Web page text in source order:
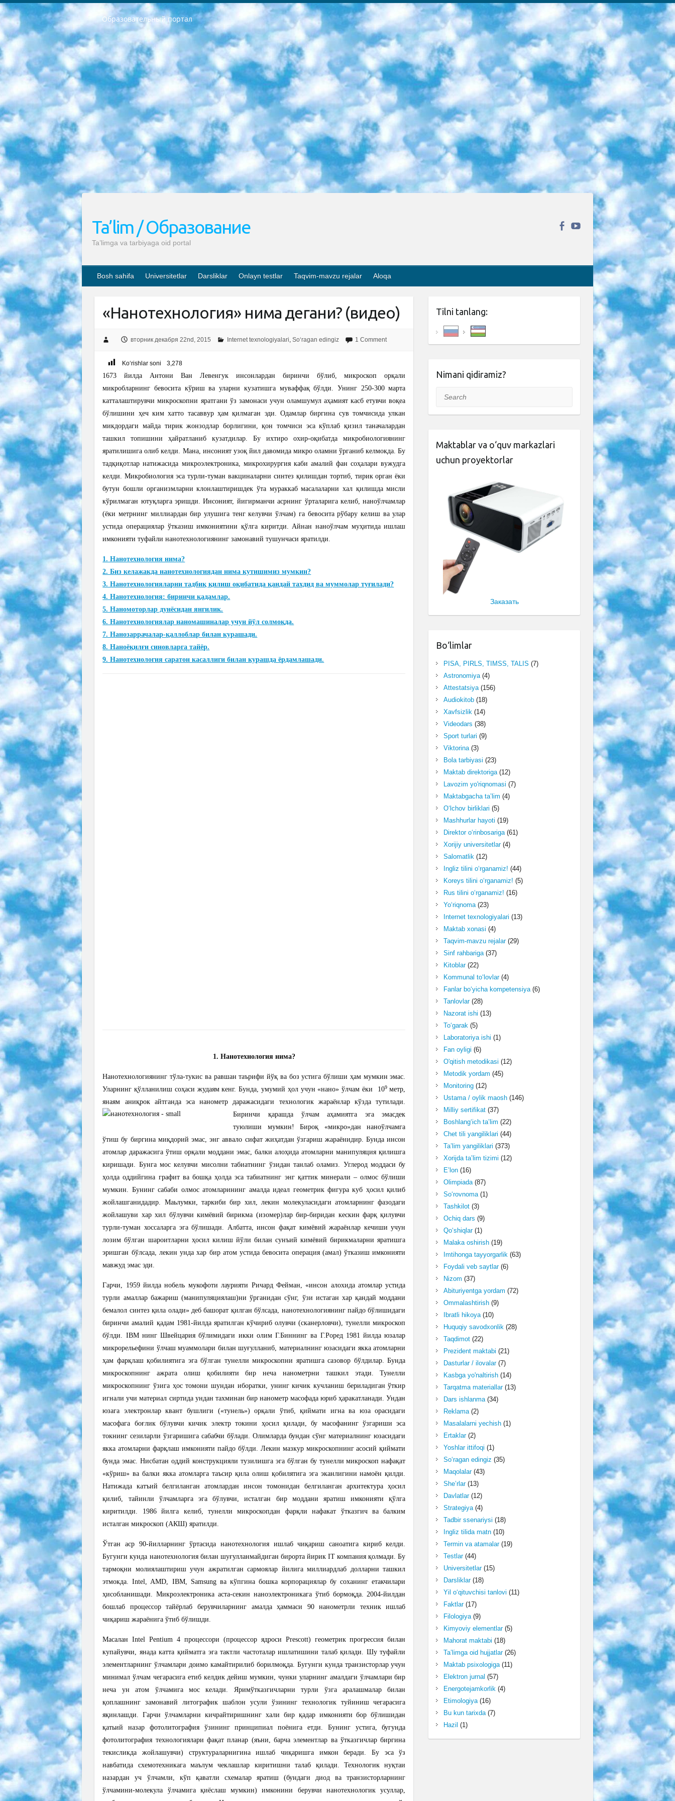
Образовательный портал
РЕСПУБЛИКА УЗБЕКИСТАН МИНИСТРЕРСТВО ДОШКОЛЬНОГО И ШКОЛЬНОГО ОБРАЗОВАНИЯ КОМАНДА в общеобразовательных учреждениях в 2023-2024 учебном году организация и проведение итоговой государственной аттестации обучающихся о Министра дошкольного и школьного образования Республики Узбекистан от 4 марта 2008 года (постановлением Минюста от 20 марта 2008 года № 1778 государственной регистрации) «Итоговое состояние учащихся общего среднего образования на основании положения об утверждении положения об аттестации общего среднего образования выпускной экзамен студентов в образовательных учреждениях в 2023-2024 учебном году В целях организации и прохождения аттестации приказываю: 1. Следующее: перечень предметов, по которым будет проводиться итоговая государственная аттестация и экзамен формы перевода согласно приложению 1; сертификаты международного образца, оценивающие уровень владения иностранными языками перечень согласно приложению 2; 2. Педагогический при специализированных образовательных учреждениях. научно-практический центр квалификации и международной оценки (Д.Давидова) 2024 г. До 25 марта: задания по предметам, по которым будет проводиться итоговая аттестация разработка и утверждение технических условий; итоговая аттестация на основании разработанного предметного задания разработка вопросов по предметам (устно и письменно), экзамен передача; общеобразовательные средние школы и специальные учебные заведения учащиеся выпускных классов школ и интернатов в агентской системе подготовка базы данных экзаменационных материалов и критериев оценки; перевод базы экзаменационных материалов на все языки обучения подать в Республиканский образовательный центр для изготовления; варианты экзаменов на основе разработанных контрольных материалов пусть будут поставлены задачи формирования. 3. Республиканский образовательный центр (Ш.Худайкулов) до 5 апреля 2024 года. до: база данных предоставленных экзаменационных материалов на все языки обучения перевод и экспертиза; для слепых, слабовидящих, глухих, слабослышащих и умственно отсталых детей учащиеся выпускных классов специализированных школ и школ-интернатов база данных экзаменационных материалов на всех преподаваемых языках подготовка критериев оценки; специализированные школы для умственно отсталых детей и технологии для учащихся выпускных классов школ-интернатов разработка соответствующих рекомендаций и критериев проведения ЕГЭ по естествознанию давать задания. 4. Педагогический при специализированных образовательных учреждениях. Научно-практический центр навыков и международной оценки (Д.Давидова), Республика образовательный центр (Худайкулов Ш.) итоговый государственный аттестационный экзамен ориентирован на творческое и логическое мышление при подготовке базы материалов учитывать введение заданий. 5. Следует отметить, что: сертификат государственного образца о знании общеобразовательного предмета и как минимум национальный уровень B1 по предметам на иностранных языках, указанным в Приложении 2. или международно признанный сертификат эквивалентного уровня студенты, изучающие определенный предмет, освобождаются от экзамена; по соответствующим предметам запланирована итоговая государственная аттестация за день до дня, путем жеребьевки Рабочей группой (в письменной форме по предметам, проводимым в форме) из числа сформированных вариантов выбрано 2 варианта; 2 выбранных варианта экзамена анонсированы на официальном сайте министерства и все выпускники по всей стране на основе этих вариантов проводит итоговую государственную аттестацию. 6. Государственное образование учащихся средних общеобразовательных учреждений. знания в соответствии с квалификационными требованиями, которые необходимо приобрести на основании стандартов итоговый (выпускной) контроль для 9 и 11 классов в целях тестирования Экзамены (далее – экзамены) состоят из предметов, перечисленных в приложении 1. будет сделано. 7. Экзамены пройдут с 26 мая по 15 июня 2024 г. (кроме науки физического воспитания). 8. Физическая для учащихся 9 классов общесредних образовательных учреждений. Экзамены по предмету «Образование, квалификация медицина» 1-6 мая 2024 года. сотрудники перевести под присмотр (с отклонениями в физическом или умственном развитии) специализированная школа для детей, школы-интернаты и со сколиозом школы-интернаты санаторного типа для больных детей исключены). 9. Он был слепым, слабовидящим и имел нарушения опорно-двигательного аппарата. экзамены в специализированных школах и интернатах для детей должны проводиться исходя из требований, предъявляемых к общеобразовательным учреждениям (физкультура кроме науки). 10. Специализированная школа для глухих и слабослышащих детей. и экзамены в интернатах и быть реализован в виде письменного теста по математике. 11. Специальность для умственно отсталых детей. Для 9 класса Родной язык и литературное письмо Государственный язык (язык обучения – узбекский). для неклассов) написано Математическое письмо Письменная/устная история Узбекистана Физическое воспитание практично Итоговый контроль Для 11 класса Написание родного языка и литературы (эссе) Математическое письмо Узбекский язык (обучение на узбекском языке) не посещающее общее среднее образование для учреждений)/Образовательное учреждение выбор письменный и устный Иностранный язык письменный/устный Письменная/устная история Узбекистана *По выбору студента:  Химия  Физика  Основы государственного права  География 10 бесплатных образовательных ресурсов - Мы составили подборку онлайн-проектов с интерактивными упражнениями, видеолекциями и статьями. Они помогут вам обрести новые и освежить старые знания бесплатно. 1. «ИНТУИТ» Старейшая образовательная площадка Рунета. Здесь вы найдёте сотни текстовых и видеокурсов на десятки различных тем — от программирования до психологии. Многие курсы подготовлены российскими университетами и крупными международными компаниями вроде Intel и Microsoft. Самостоятельное обучение бесплатное, но желающие могут оплатить услуги персональных наставников. 2. «Смартия» знакомит с актуальными профессиями и подсказывает, как им обучаться. Выбрав заинтересовавшую вас специальность — SMM-специалист, фотограф, веб-дизайнер или другую, — увидите список необходимых для неё умений. Чтобы вы могли освоить их самостоятельно, для каждого умения площадка отображает подборку ссылок на учебные материалы. Хотя «Смартия» ориентируется на русскоязычную аудиторию, часть контента всё же доступна только на английском. 3. «Лекторий Физтеха» Проект Московского физико-технического института (Физтеха). С его помощью вы можете смотреть онлайн серии лекций, записанные на видео в этом вузе. В числе доступных предметов — физика, биология, химия, информационные технологии и другие. К некоторым лекциям администрация ресурса прилагает готовые конспекты, которые можно скачивать в PDF-формате. 4. ITMOcourses Онлайн-площадка Санкт-Петербургского национального исследовательского университета информационных технологий, механики и оптики (ИТМО). Ресурс предоставляет свободный доступ к курсам, разработанным в этом вузе. Каталог материалов разбит на четыре категории: «Оптические системы и технологии», «Приборостроение и робототехника», «Информационные технологии» и «Биотехнологии». Курсы состоят из видеолекций, интерактивных демонстраций и заданий. 5. «КиберЛенинка» Электронная научная библиотека открытого доступа. Каталог площадки регулярно обрастает текстами статей из различных научных изданий. Сгруппированные по журналам и рубрикам публикации можно читать онлайн или скачивать целиком в PDF-формате. Проект нацелен на популяризацию науки за счёт открытого доступа к качественной информации. 6. «ПостНаука» На этом ресурсе публикуют подборки видеолекций, составленные экспертами из разных отраслей и объединённые общими темами. Среди них, к примеру, есть серии «Биоинформатика и геномика», «Культура средневековой Скандинавии» и Cinema Studies о теории кино. Каждая подборка лекций — логически связанная история, рассказанная экспертом от первого лица. Кроме того, на сайте появляются научно-образовательные статьи и тесты на разные темы. 7. «Newочём» Команда проекта «Newочём» отбирает самые интересные тексты из англоязычных СМИ и переводит те из них, за которые голосуют участники сообщества «ВКонтакте». По большей части это научно-популярные статьи. Редакторы придумывают лишь заголовки, в остальном содержание переводов соответствует оригиналам. Полные тексты можно читать прямо в социальной сети. 8. InternetUrok Онлайн-база материалов по основным дисциплинам школьной программы. Информация на сайте структурирована по классам, предметам и темам (урокам). Каждый урок состоит из видеолекций и конспектов. Есть также интерактивные тренажёры и тесты для закрепления пройденного материала. Даже если вы давно окончили школу, возможность повторить программу старших классов всегда может пригодиться. 9. Edutainme Ещё один ресурс об образовании. В отличие от Newtonew, как мне кажется, Edutainme больше ориентируется на представителей индустрии: педагогов, предпринимателей, разработчиков образовательных проектов. Но и любой, кто просто стремится к саморазвитию, найдёт на сайте много полезного и интересного для себя. Например, информацию о новых курсах и образовательных сервисах. 10. Newtonew Онлайн-медиа об образовании и обучении в широком смысле. Авторы Newtonew пишут об инструментах, заведениях, тактиках и стратегиях, которые помогают учить других и получать новые знания самостоятельно. На этой площадке вы найдёте новости, обзоры, аналитические мат
Ta’lim / Образование
Ta’limga va tarbiyaga oid portal
Bosh sahifa Universitetlar Darsliklar Onlayn testlar Taqvim-mavzu rejalar Aloqa
«Нанотехнология» нима дегани? (видео)
вторник декабря 22nd, 2015 Internet texnologiyalari, So‘ragan edingiz 1 Comment
Ko‘rishlar soni 3,278
1673 йилда Антони Ван Левенгук инсонлардан биринчи бўлиб, микроскоп орқали
микробларнинг бевосита кўриш ва уларни кузатишга муваффақ бўлди. Унинг 250-300 марта
катталаштирувчи микроскопни яратгани ўз замонаси учун оламшумул аҳамият касб етувчи воқеа
бўлишини ҳеч ким хатто тасаввур ҳам қилмаган эди. Одамлар биргина сув томчисида улкан
микдордаги майда тирик жонзодлар борлигини, қон томчиси эса кўплаб қизил таначалардан
ташкил топишини ҳайратланиб кузатдилар. Бу ихтиро охир-оқибатда микробиологиянинг
яратилишига олиб келди. Мана, инсоният узоқ йил давомида микро оламни ўрганиб келмокда. Бу
тадқиқотлар натижасида микроэлектроника, микрохирургия каби амалий фан соҳалари вужудга
келди. Микробиология эса турли-туман вакциналарни синтез қилишдан тортиб, тирик орган ёки
бутун бошли организмларни клонлаштиришдек ўта мураккаб масалаларни хал қилишда мисли
кўрилмаган ютуқларга эришди. Инсоният, йигирманчи асрнинг ўрталарига келиб, наноўлчамлар
(ёки метрнинг миллиардан бир улушига тенг келувчи ўлчам) га бевосита рўбару келиш ва улар
устида операциялар ўтказиш имкониятини қўлга киритди. Айнан наноўлчам муҳитида ишлаш
имконияти туфайли нанотехнологиянинг замонавий тушунчаси яратилди.
1. Нанотехнология нима?
2. Биз келажакда нанотехнологиядан нима кутишимиз мумкин?
3. Нанотехнологияларни тадбиқ қилиш оқибатида қандай тахдид ва муммолар туғилади?
4. Нанотехнология: биринчи қадамлар.
5. Наномоторлар дунёсидан янгилик.
6. Нанотехнологиялар наномашиналар учун йўл солмоқда.
7. Нанозаррачалар-қаллоблар билан курашади.
8. Наноёқилғи синовларга тайёр.
9. Нанотехнология саратон касаллиги билан курашда ёрдамлашади.
1. Нанотехнология нима?
Нанотехнологиянинг тўла-тукис ва равшан таърифи йўқ ва боз устига бўлиши ҳам мумкин эмас.
Уларнинг қўлланилиш соҳаси жудаям кенг. Бунда, умумий ҳол учун «нано» ўлчам ёки 109метр,
янаям аниқрок айтганда эса нанометр даражасидаги технологик жараёнлар кўзда тутилади.
Биринчи қарашда ўлчам аҳамиятга эга эмасдек
туюлиши мумкин! Бироқ «микро»дан наноўлчамга
ўтиш бу биргина миқдорий эмас, энг аввало сифат жиҳатдан ўзгариш жараёнидир. Бунда инсон
атомлар даражасига ўтиш орқали моддани эмас, балки алоҳида атомларни манипуляция қилишга
киришади. Бунга мос келувчи мисолни табиатнинг ўзидан танлаб оламиз. Углерод моддаси бу
ҳолда оддийгина графит ва бошқа ҳолда эса табиатнинг энг қаттик минерали – олмос бўлиши
мумкин. Бунинг сабаби олмос атомларининг амалда идеал геометрик фигура куб ҳосил қилиб
жойлашганидадир. Маьлумки, таркиби бир хил, лекин молекуласидаги атомларнинг фазодаги
жойлашуви хар хил бўлувчи кимёвий бирикма (изомер)лар бир-биридан кескин фарқ қилувчи
турли-туман хоссаларга эга бўлишади. Албатта, инсон фақат кимёвий жараёнлар кечиши учун
лозим бўлган шароитларни ҳосил килиш йўли билан сунъий кимёвий бирикмаларни яратишга
эришган бўлсада, лекин унда хар бир атом устида бевосита операция (амал) ўтказиш имконияти
мавжуд эмас эди.
Гарчи, 1959 йилда нобель мукофоти лаурияти Ричард Фейман, «инсон алохида атомлар устида
турли амаллар бажариш (манипуляциялаш)ни ўрганидан сўнг, ўзи истаган хар қандай моддани
бемалол синтез қила олади» деб башорат қилган бўлсада, нанотехнологиянинг пайдо бўлишидаги
биринчи амалий қадам 1981-йилда яратилган кўчириб олувчи (сканерловчи), тунелли микроскоп
бўлди. IBM нинг Швейцария бўлимидаги икки олим Г.Биннинг ва Г.Роред 1981 йилда юзалар
микрорельефини ўлчаш муаммолари билан шуғулланиб, материалнинг юзасидаги якка атомларни
ҳам фарқлаш қобилиятига эга бўлган тунелли микроскопни яратишга сазовор бўлдилар. Бунда
микроскопнинг ажрата олиш қобилияти бир неча нанометрни ташкил этади. Тунелли
микроскопнинг ўзига ҳос томони шундан иборатки, унинг кичик кучланиш бериладиган ўткир
игнали учи материал сиртида ундан тахминан бир нанометр масофада юриб ҳаракатланади. Ундан
юзага электронлар квант бушлиги («тунель») орқали ўтиб, қиймати игна ва юза орасидаги
масофага боғлик бўлувчи кичик электр токини ҳосил қилади, бу масофанинг ўзгариши эса
токнинг сезиларли ўзгаришига сабабчи бўлади. Олимларда бундан сўнг материалнинг юзасидаги
якка атомларни фарқлаш имконияти пайдо бўлди. Лекин мазкур микроскопнинг асосий қиймати
бунда эмас. Нисбатан оддий конструкцияли тузилишга эга бўлган бу тунелли микроскоп нафақат
«кўриш» ва балки якка атомларга таъсир қила олиш қобилятига эга эканлигини намоён қилди.
Натижада катъий белгиланган атомлардан инсон томонидан белгиланган архитектура ҳосил
қилиб, тайинли ўлчамларга эга бўлувчи, исталган бир моддани яратиш имконияти қўлга
киритилди. 1986 йилга келиб, тунелли микроскопдан фарқли нафакат ўтказгич ва балким
исталган микроскоп (АКШ) яратилди.
Ўтган аср 90-йилларнинг ўртасида нанотехнология ишлаб чиқариш саноатига кириб келди.
Бугунги кунда нанотехнология билан шуғулланмайдиган бирорта йирик IT компания қолмади. Бу
тармоқни молиялаштириш учун ажратилган сармоялар йилига миллиардлаб долларни ташкил
этмокда. Intel, AMD, IBM, Samsung ва кўпгина бошка корпорациялар бу соханинг етакчилари
ҳисобланишади. Микроэлектроника аста-секин наноэлектроникага ўтиб бормоқда. 2004-йилдан
бошлаб процессор тайёрлаб берувчиларнинг амалда ҳаммаси 90 нанометрли техник ишлаб
чиқариш жараёнига ўтиб бўлишди.
Масалан Intel Pentium 4 процессори (процессор ядроси Prescott) геометрик прогрессия билан
купайувчи, янада катта қийматга эга тактли частоталар ишлатишини талаб қилади. Шу туфайли
элементларнинг ўлчамлари доимо камайтирилиб борилмоқда. Бугунги кунда транзисторлар учун
минимал ўлчам чегарасига етиб келдик дейиш мумкин, чунки уларнинг амалдаги ўлчамлари бир
неча ун атом ўлчамига мос келади. Яримўтказгичларни турли ўзга аралашмалар билан
қоплашнинг замонавий литографик шаблон усули ўзининг технологик туйиниш чегарасига
яқинлашди. Гарчи ўлчамларни кичрайтиришнинг хали бир қадар имконияти бор бўлишидан
қатьий назар фотолитография ўзининг принципиал поёнига етди. Бунинг устига, бугунда
фотолитография технологиялари фақат планар (яъни, барча элементлар ва ўтказгичлар биргина
текисликда жойлашувчи) структураларнигина ишлаб чиқаришга имкон беради. Бу эса ўз
навбатида схемотехникага маълум чеклашлар киритишни талаб қилади. Технологик нуқтаи
назардан уч ўлчамли, кўп қаватли схемалар яратиш (бундаги диод ва транзисторларнинг
ўлчамини-молекула ўлчамига қиёслаш мумкин) имконини берувчи нанотехнологик усуллар,
Tilni tanlang:
Nimani qidiramiz?
Search
Maktablar va o‘quv markazlari
uchun proyektorlar
Заказать
Bo‘limlar
PISA, PIRLS, TIMSS, TALIS (7)
Astronomiya(4)
Attestatsiya(156)
Audiokitob(18)
Xavfsizlik(14)
Videodars (38)
Sport turlari (9)
Viktorina(3)
Bola tarbiyasi (23)
Maktab direktoriga(12)
Lavozim yo'riqnomasi (7)
Maktabgacha ta’lim (4)
O‘lchov birliklari (5)
Mashhurlar hayoti (19)
Direktor o‘rinbosariga(61)
Xorijiy universitetlar(4)
Salomatlik(12)
Ingliz tilini o‘rganamiz! (44)
Koreys tilini o‘rganamiz! (5)
Rus tilini o‘rganamiz! (16)
Yo‘riqnoma(23)
Internet texnologiyalari (13)
Maktab xonasi (4)
Taqvim-mavzu rejalar(29)
Sinf rahbariga(37)
Kitoblar(22)
Kommunal to‘lovlar(4)
Fanlar bo‘yicha kompetensiya(6)
Tanlovlar(28)
Nazorat ishi (13)
To‘garak(5)
Laboratoriya ishi (1)
Fan oyligi (6)
O'qitish metodikasi (12)
Metodik yordam (45)
Monitoring(12)
Ustama / oylik maosh(146)
Milliy sertifikat(37)
Boshlang‘ich ta’lim (22)
Chet tili yangiliklari (44)
Ta’lim yangiliklari (373)
Xorijda ta’lim tizimi (12)
E’lon(16)
Olimpiada(87)
So‘rovnoma(1)
Tashkilot(3)
Ochiq dars (9)
Qo‘shiqlar(1)
Malaka oshirish(19)
Imtihonga tayyorgarlik(63)
Foydali veb saytlar(6)
Nizom (37)
Abituriyentga yordam (72)
Ommalashtirish(9)
Ibratli hikoya(10)
Huquqiy savodxonlik(28)
Taqdimot(22)
Prezident maktabi (21)
Dasturlar / ilovalar(7)
Kasbga yo'naltirish(14)
Tarqatma materiallar(13)
Dars ishlanma(34)
Reklama(2)
Masalalarni yechish(1)
Ertaklar(2)
Yoshlar ittifoqi (1)
So‘ragan edingiz (35)
Maqolalar(43)
She’rlar(13)
Davlatlar(12)
Strategiya(4)
Tadbir ssenariysi (18)
Ingliz tilida matn(10)
Termin va atamalar(19)
Testlar(44)
Universitetlar(15)
Darsliklar(18)
Yil o‘qituvchisi tanlovi (11)
Faktlar(17)
Filologiya(9)
Kimyoviy elementlar(5)
Mahorat maktabi (18)
Ta’limga oid hujjatlar(26)
Maktab psixologiga(11)
Elektron jurnal (57)
Energotejamkorlik(4)
Etimologiya(16)
Bu kun tarixda(7)
Hazil (1)